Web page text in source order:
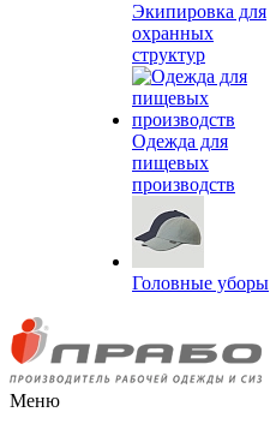
Экипировка для
охранных
структур
Одежда для
пищевых
производств
Головные уборы
Меню